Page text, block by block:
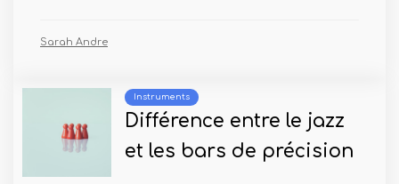
Sarah Andre
Instruments
Différence entre le jazz
et les bars de précision